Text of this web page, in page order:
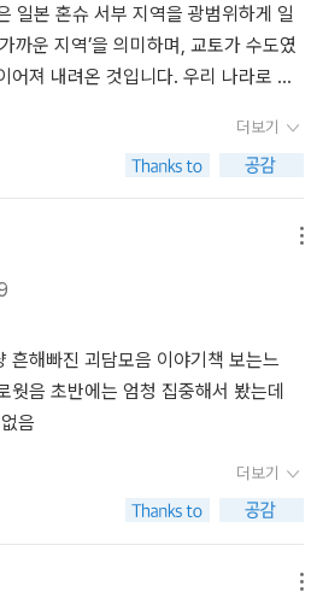
령 등 공포의 핵심이 되는 부분을 세부
포를 엔터테인먼트로 느끼게끔 한다.
럼 다시 설명을 시작하는 직원을 쳐다
진을 보며 한껏 분위기를 띄우고 싶었
해야 합니다. 한 번 더 제게 이야기를
말하는 대로 퍼뜨리세요.-P.222#공포
추천 #책리뷰 #서평 #북스타그램 #
러 #book #bookstagram #bestselle
일본 혼슈 서부 지역을 광범위하게 일
까운 지역’을 의미하며, 교토가 수도였
어져 내려온 것입니다. 우리 나라로 치
. 작품의 중심은 1에서 4의 넘버링으로
소에 대하여’라는 제목의 글들인데, 자
스지’라고 칭하는 화자와 호러 잡지의
소속 회사가 과거에 다루었던 긴키 지
자와’군의 이야기가 이어집니다. 이 중
자 투고글 및 편지, 인터뷰 녹취, 인터
루언서의 심령스팟 탐사 스레 등이 무
하교 길에 행방불명된 소녀, 수련회에
서 보이는 산속에서 정체불명의 생명
터널에 들어가 라이브 방송을 하던 인
가 자신의 일상에서 계속 목격되자 패
어질 만큼 활짝 웃으며 2층까지 점프
고 말하며 항상 아파트 베란다에 앉아 있
하게 추락한 장면을 ‘생글생글 온화
더보기
흔해빠진 괴담모음 이야기책 보는느
웟음 초반에는 엄청 집중해서 봤는데
음
더보기